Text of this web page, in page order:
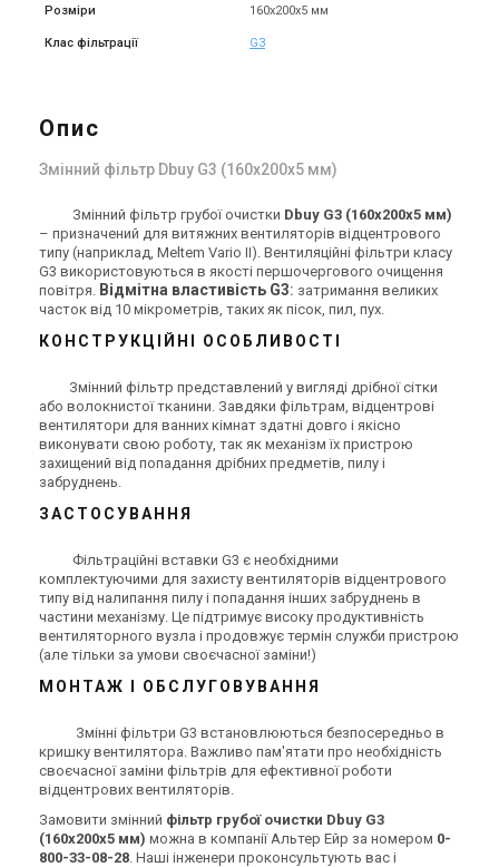
Розміри 160х200х5 мм
Клас фільтрації G3
Опис
Змінний фільтр Dbuy G3 (160х200х5 мм)
Змінний фільтр грубої очистки Dbuy G3 (160х200х5 мм)
– призначений для витяжних вентиляторів відцентрового
типу (наприклад, Meltem Vario II). Вентиляційні фільтри класу
G3 використовуються в якості першочергового очищення
повітря. Відмітна властивість G3: затримання великих
часток від 10 мікрометрів, таких як пісок, пил, пух.
КОНСТРУКЦІЙНІ ОСОБЛИВОСТІ
Змінний фільтр представлений у вигляді дрібної сітки
або волокнистої тканини. Завдяки фільтрам, відцентрові
вентилятори для ванних кімнат здатні довго і якісно
виконувати свою роботу, так як механізм їх пристрою
захищений від попадання дрібних предметів, пилу і
забруднень.
ЗАСТОСУВАННЯ
Фільтраційні вставки G3 є необхідними
комплектуючими для захисту вентиляторів відцентрового
типу від налипання пилу і попадання інших забруднень в
частини механізму. Це підтримує високу продуктивність
вентиляторного вузла і продовжує термін служби пристрою
(але тільки за умови своєчасної заміни!)
МОНТАЖ І ОБСЛУГОВУВАННЯ
Змінні фільтри G3 встановлюються безпосередньо в
кришку вентилятора. Важливо пам'ятати про необхідність
своєчасної заміни фільтрів для ефективної роботи
відцентрових вентиляторів.
Замовити змінний фільтр грубої очистки Dbuy G3
(160х200х5 мм) можна в компанії Альтер Ейр за номером 0-
800-33-08-28. Наші інженери проконсультують вас і